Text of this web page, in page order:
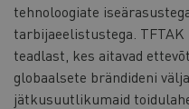
tehnoloogiate
tarbijaeelistustega.
teadlast, kes aitavad
globaalsete brändideni
jätkusuutlikumaid